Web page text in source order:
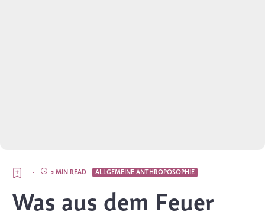
ALLGEMEINE ANTHROPOSOPHIE
2 MIN READ
·
Was aus dem Feuer